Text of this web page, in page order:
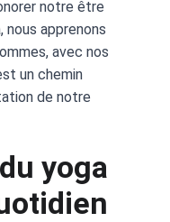
notre être
nous apprenons
avec nos
un chemin
de notre
yoga